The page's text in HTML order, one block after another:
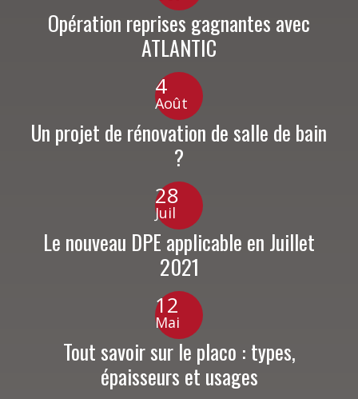
Opération reprises gagnantes avec
ATLANTIC
4
Août
Un projet de rénovation de salle de bain
?
28
Juil
Le nouveau DPE applicable en Juillet
2021
12
Mai
Tout savoir sur le placo : types,
épaisseurs et usages